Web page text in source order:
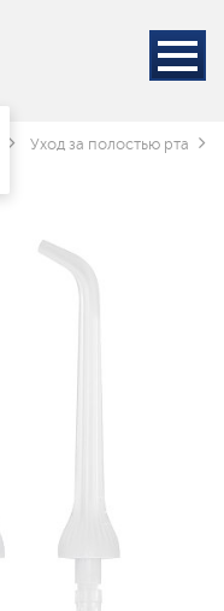
Уход за полостью рта